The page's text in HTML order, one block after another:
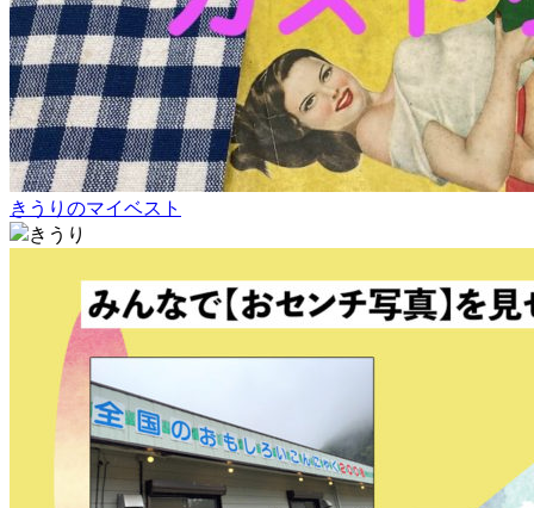
きうりのマイベスト
きうり